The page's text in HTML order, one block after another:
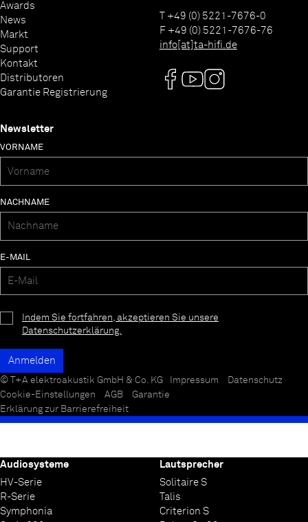
Awards
News
Markt
Support
Kontakt
Distributoren
Garantie Registrierung
T +49 (0) 5221-7676-0
F +49 (0) 5221-7676-76
info[at]ta-hifi.de
Newsletter
VORNAME
NACHNAME
E-MAIL
Indem Sie fortfahren, akzeptieren Sie unsere
Datenschutzerklärung.
© T+A elektroakustik GmbH & Co. KG Impressum
Datenschutz
Cookie-Einstellungen
AGB
Garantie
Erklärung zur Barrierefreiheit
Audiosysteme
HV-Serie
R-Serie
Symphonia
Lautsprecher
Solitaire S
Talis
Criterion S